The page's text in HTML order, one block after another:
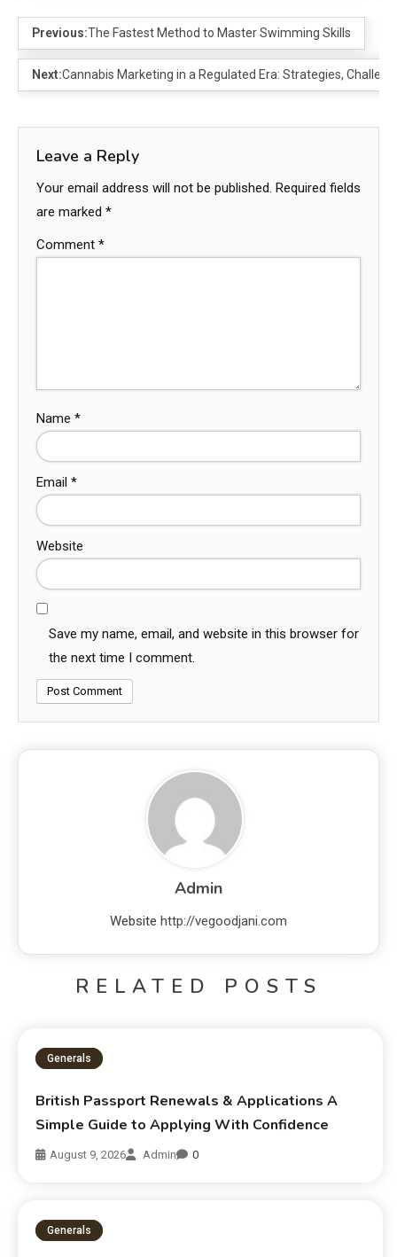
Previous:The Fastest Method to Master Swimming Skills
Next:Cannabis Marketing in a Regulated Era: Strategies,
Leave a Reply
Your email address will not be published. Required fields
are marked *
Comment *
Name *
Email *
Website
Save my name, email, and website in this browser for
the next time I comment.
Admin
Website http://vegoodjani.com
RELATED POSTS
Generals
British Passport Renewals & Applications A
Simple Guide to Applying With Confidence
August 9, 2026 Admin 0
Generals